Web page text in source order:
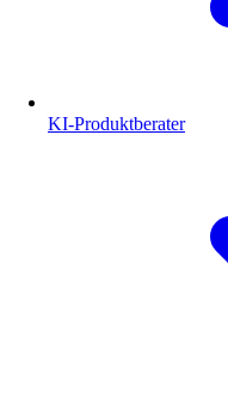
KI-Produktberater